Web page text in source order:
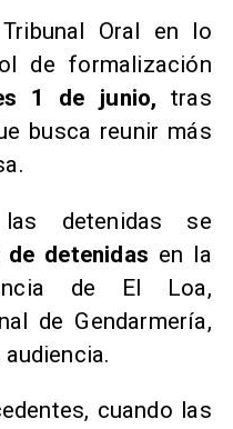
Oral en lo
de formalización
1 de junio, tras
busca reunir más
detenidas se
de detenidas en la
de El Loa,
de Gendarmería,
cuando las